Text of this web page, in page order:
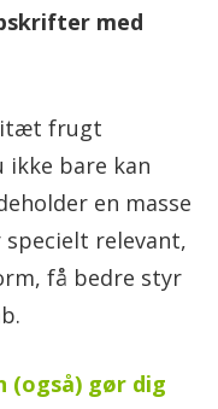
med
frugt
ikke bare kan
en masse
relevant,
få bedre styr
(også) gør dig